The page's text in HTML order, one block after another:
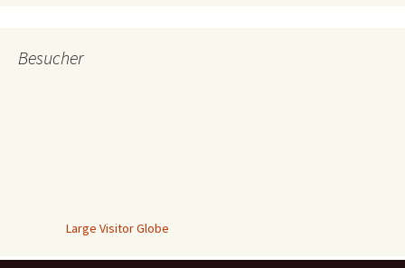
Besucher
Large Visitor Globe